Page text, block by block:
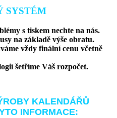
SYSTÉM
s tiskem nechte na nás.
na základě výše obratu.
vždy finální cenu včetně
šetříme Váš rozpočet.
KALENDÁŘŮ
INFORMACE: